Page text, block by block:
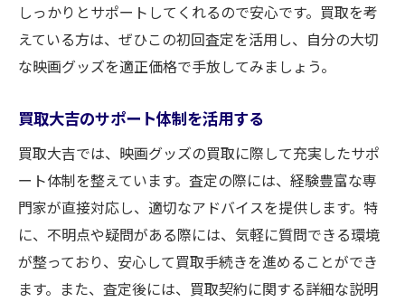
しっかりとサポートしてくれるので安心です。買取を考
えている方は、ぜひこの初回査定を活用し、自分の大切
な映画グッズを適正価格で手放してみましょう。
買取大吉のサポート体制を活用する
買取大吉では、映画グッズの買取に際して充実したサポ
ート体制を整えています。査定の際には、経験豊富な専
門家が直接対応し、適切なアドバイスを提供します。特
に、不明点や疑問がある際には、気軽に質問できる環境
が整っており、安心して買取手続きを進めることができ
ます。また、査定後には、買取契約に関する詳細な説明